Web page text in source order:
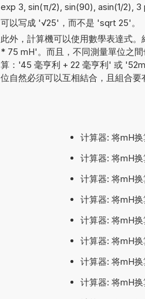
exp 3, sin(π/2), sin(90), asin(1/2),
可以写成 '√25'，而不是 'sqrt 25'。
此外，計算機可以使用數學表達式
* 75 mH'。而且，不同測量單位之
算：'45 毫亨利 + 22 毫亨利' 或
位自然必須可以互相結合，且組合要
计算器: 将mH
计算器: 将mH
计算器: 将mH
计算器: 将mH
计算器: 将mH
计算器: 将mH
计算器: 将mH
计算器: 将mH